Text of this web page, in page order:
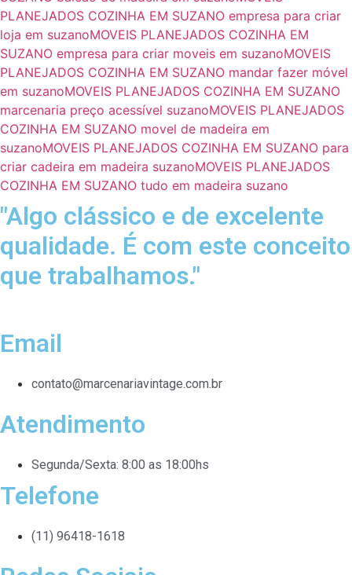
PLANEJADOS COZINHA EM SUZANO empresa para criar
loja em suzanoMOVEIS PLANEJADOS COZINHA EM
SUZANO empresa para criar moveis em suzanoMOVEIS
PLANEJADOS COZINHA EM SUZANO mandar fazer móvel
em suzanoMOVEIS PLANEJADOS COZINHA EM SUZANO
marcenaria preço acessível suzanoMOVEIS PLANEJADOS
COZINHA EM SUZANO movel de madeira em
suzanoMOVEIS PLANEJADOS COZINHA EM SUZANO para
criar cadeira em madeira suzanoMOVEIS PLANEJADOS
COZINHA EM SUZANO tudo em madeira suzano
"Algo clássico e de excelente
qualidade. É com este conceito
que trabalhamos."
Email
contato@marcenariavintage.com.br
Atendimento
Segunda/Sexta: 8:00 as 18:00hs
Telefone
(11) 96418-1618